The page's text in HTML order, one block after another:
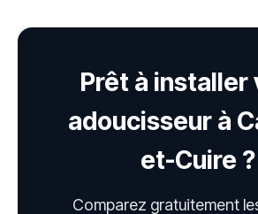
Prêt à installer
adoucisseur à
et-Cuire ?
Comparez gratuitement